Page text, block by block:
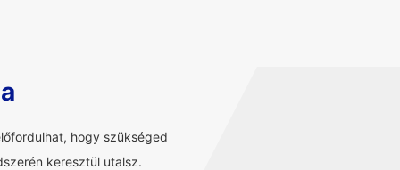
hogy szükséged
keresztül utalsz.